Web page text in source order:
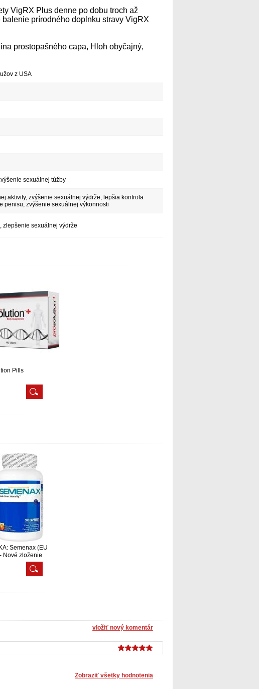
VigRX Plus denne po dobu troch až
prírodného doplnku stravy VigRX
prostopašného capa, Hloh obyčajný,
z USA
sexuálnej túžby
aktivity, zvýšenie sexuálnej výdrže, lepšia kontrola
penisu, zvýšenie sexuálnej výkonnosti
zlepšenie sexuálnej výdrže
Pills
Semenax (EU
Nové zloženie
vložiť nový komentár
Zobraziť všetky hodnotenia